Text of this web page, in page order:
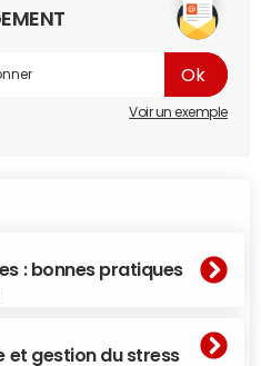
Voir un exemple
: bonnes pratiques
et gestion du stress